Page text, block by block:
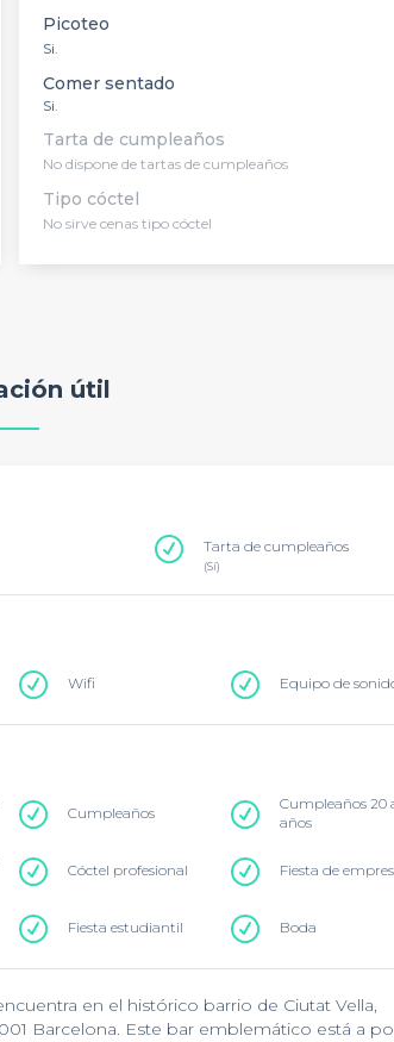
Picoteo
Si.
Comer sentado
Si.
Tarta de cumpleaños
No dispone de tartas de cumpleaños
Tipo cóctel
No sirve cenas tipo cóctel
útil
Tarta de cumpleaños
(Sí)
Wifi Equipo de
Cumpleaños
Cumpleaños 20
años
Cóctel profesional Fiesta de
Fiesta estudiantil Boda
en el histórico barrio de Ciutat Vella,
Barcelona. Este bar emblemático está a